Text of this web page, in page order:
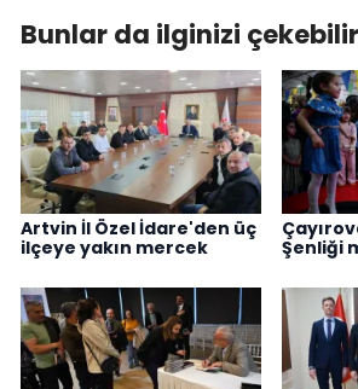
Bunlar da ilginizi çekebilir
Artvin İl Özel İdare'den üç
ilçeye yakın mercek
Şenliği